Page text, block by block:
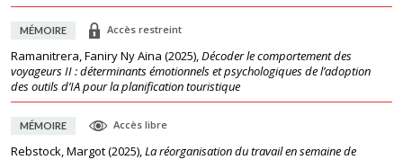
MÉMOIRE Accès restreint
Ramanitrera, Faniry Ny Aina (2025),Décoder le comportement des
voyageurs II : déterminants émotionnels et psychologiques de l’adoption
des outils d’IA pour la planification touristique
MÉMOIRE Accès libre
Rebstock, Margot(2025),La réorganisation du travail en semaine de